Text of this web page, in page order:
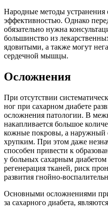
Народные методы устранения
эффективностью. Однако
обязательно нужна
большинство из
ядовитыми, а также могут
сердечной мышцы.
Осложнения
При отсутствии
ног при сахарном диабете
осложнения патологии. В
накапливается большое
кожные покровы, а наружный
хрупким. При этом даже
способен привести к
у больных сахарным диабетом
регенерация тканей, риск
развития гнойно-
Основными осложнениями
за сахарного диабета,